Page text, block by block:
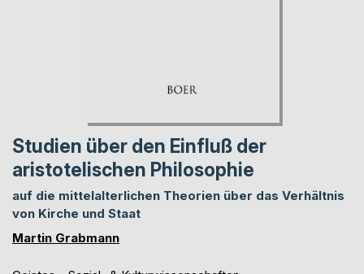
Studien über den Einfluß der
aristotelischen Philosophie
auf die mittelalterlichen Theorien über das Verhältnis
von Kirche und Staat
Martin Grabmann